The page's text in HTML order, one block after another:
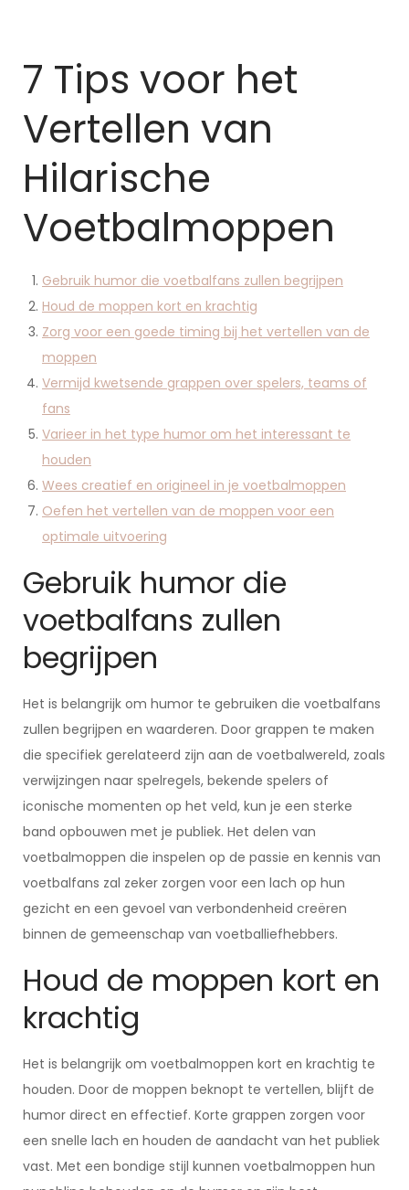
7 Tips voor het
Vertellen van
Hilarische
Voetbalmoppen
Gebruik humor die voetbalfans zullen begrijpen
Houd de moppen kort en krachtig
Zorg voor een goede timing bij het vertellen van de
moppen
Vermijd kwetsende grappen over spelers, teams of
fans
Varieer in het type humor om het interessant te
houden
Wees creatief en origineel in je voetbalmoppen
Oefen het vertellen van de moppen voor een
optimale uitvoering
Gebruik humor die
voetbalfans zullen
begrijpen
Het is belangrijk om humor te gebruiken die voetbalfans
zullen begrijpen en waarderen. Door grappen te maken
die specifiek gerelateerd zijn aan de voetbalwereld, zoals
verwijzingen naar spelregels, bekende spelers of
iconische momenten op het veld, kun je een sterke
band opbouwen met je publiek. Het delen van
voetbalmoppen die inspelen op de passie en kennis van
voetbalfans zal zeker zorgen voor een lach op hun
gezicht en een gevoel van verbondenheid creëren
binnen de gemeenschap van voetballiefhebbers.
Houd de moppen kort en
krachtig
Het is belangrijk om voetbalmoppen kort en krachtig te
houden. Door de moppen beknopt te vertellen, blijft de
humor direct en effectief. Korte grappen zorgen voor
een snelle lach en houden de aandacht van het publiek
vast. Met een bondige stijl kunnen voetbalmoppen hun